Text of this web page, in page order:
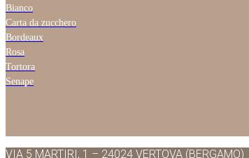
Bianco
Carta da zucchero
Bordeaux
Rosa
Tortora
Senape
VIA 5 MARTIRI, 1 – 24024 VERTOVA (BERGAMO)